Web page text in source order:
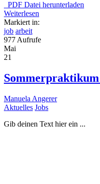
PDF Datei herunterladen
Weiterlesen
Markiert in:
job arbeit
977 Aufrufe
Mai
21
Manuela Angerer
Aktuelles Jobs
Gib deinen Text hier ein ...